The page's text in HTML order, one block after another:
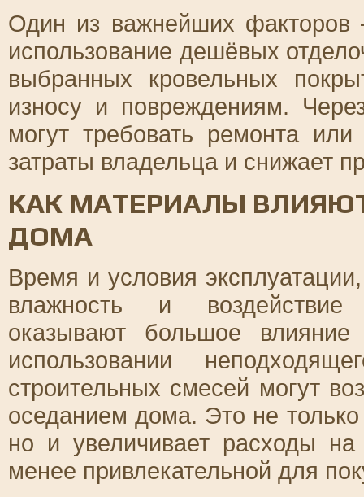
Один из важнейших факторов
использование дешёвых
выбранных кровельных
износу и повреждениям.
могут требовать ремонта
затраты владельца и снижает
КАК МАТЕРИАЛЫ
ДОМА
Время и условия
влажность и воздействие
оказывают большое
использовании
строительных смесей могут
оседанием дома. Это не
но и увеличивает расходы
менее привлекательной для